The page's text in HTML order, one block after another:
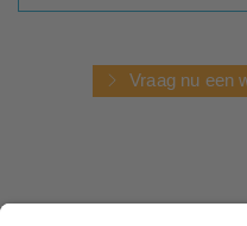
Vraag nu een